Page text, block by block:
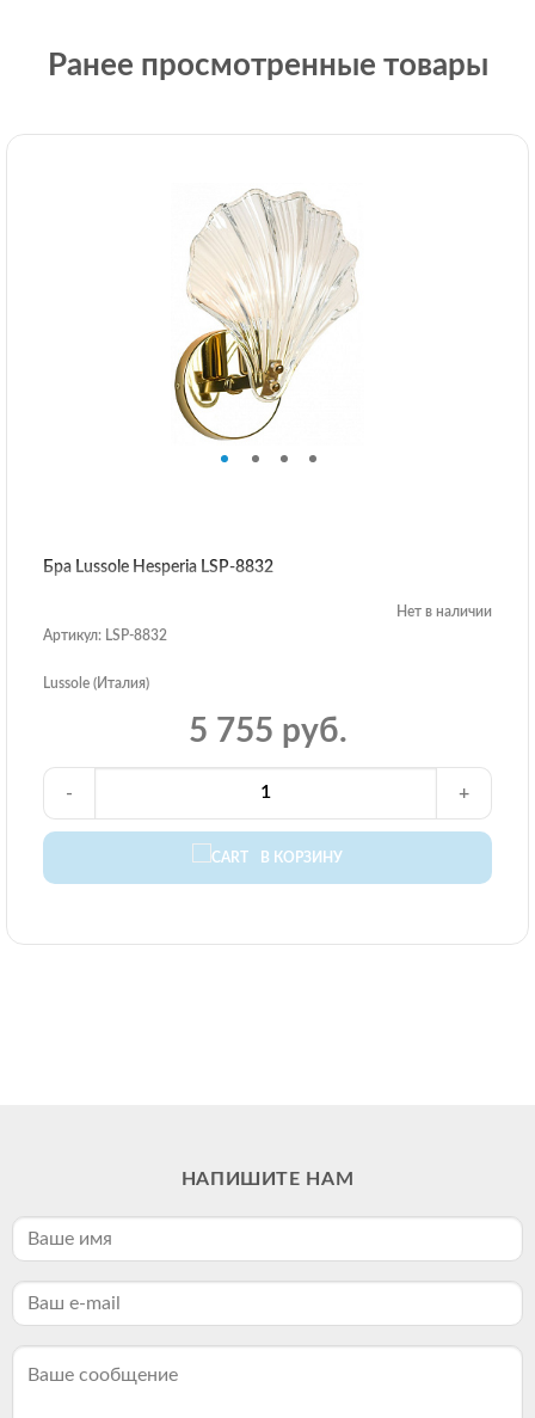
Ранее просмотренные товары
Бра Lussole Hesperia LSP-8832
Нет в наличии
Артикул: LSP-8832
Lussole (Италия)
5 755 руб.
В КОРЗИНУ
- +
НАПИШИТЕ НАМ